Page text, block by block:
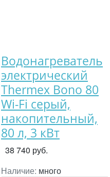
Водонагреватель
электрический
Thermex Bono 80
Wi-Fi серый,
накопительный,
80 л, 3 кВт
38 740 руб.
Наличие: много